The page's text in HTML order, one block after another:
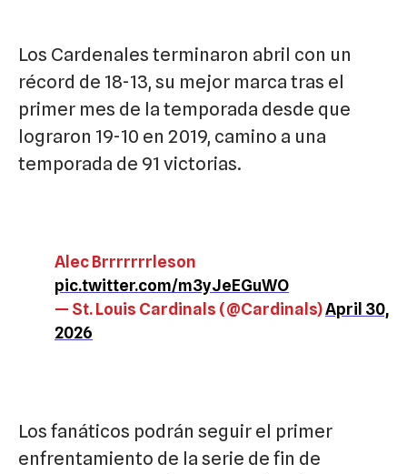
Los Cardenales terminaron abril con un
récord de 18-13, su mejor marca tras el
primer mes de la temporada desde que
lograron 19-10 en 2019, camino a una
temporada de 91 victorias.
Alec Brrrrrrrleson
pic.twitter.com/m3yJeEGuWO
— St. Louis Cardinals (@Cardinals)April 30,
2026
Los fanáticos podrán seguir el primer
enfrentamiento de la serie de fin de